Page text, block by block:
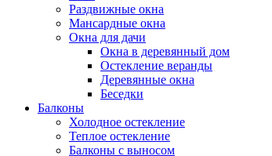
Раздвижные окна
Мансардные окна
Окна для дачи
Окна в деревянный дом
Остекление веранды
Деревянные окна
Беседки
Балконы
Холодное остекление
Теплое остекление
Балконы с выносом